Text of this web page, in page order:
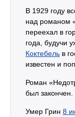
В 1929 году
над романом
переехал в
года, будучи
Коктебель в
известен и
Роман
был закончен.
Умер Грин 8